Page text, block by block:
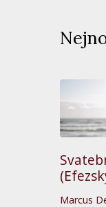
Marcus